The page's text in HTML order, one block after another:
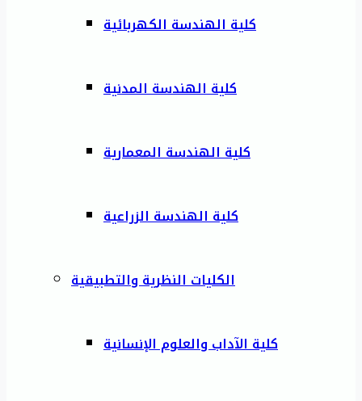
كلية الهندسة الكهربائية
كلية الهندسة المدنية
كلية الهندسة المعمارية
كلية الهندسة الزراعية
الكليات النظرية والتطبيقية
كلية الآداب والعلوم الإنسانية